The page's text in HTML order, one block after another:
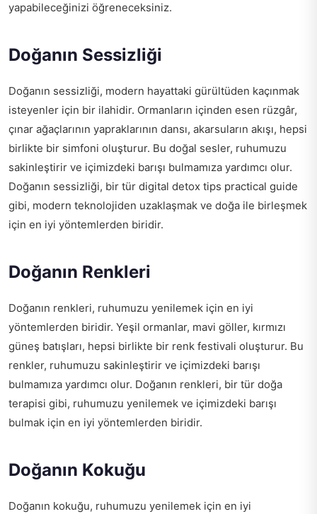
yapabileceğinizi öğreneceksiniz.
Doğanın Sessizliği
Doğanın sessizliği, modern hayattaki gürültüden kaçınmak
isteyenler için bir ilahidir. Ormanların içinden esen rüzgâr,
çınar ağaçlarının yapraklarının dansı, akarsuların akışı, hepsi
birlikte bir simfoni oluşturur. Bu doğal sesler, ruhumuzu
sakinleştirir ve içimizdeki barışı bulmamıza yardımcı olur.
Doğanın sessizliği, bir tür digital detox tips practical guide
gibi, modern teknolojiden uzaklaşmak ve doğa ile birleşmek
için en iyi yöntemlerden biridir.
Doğanın Renkleri
Doğanın renkleri, ruhumuzu yenilemek için en iyi
yöntemlerden biridir. Yeşil ormanlar, mavi göller, kırmızı
güneş batışları, hepsi birlikte bir renk festivali oluşturur. Bu
renkler, ruhumuzu sakinleştirir ve içimizdeki barışı
bulmamıza yardımcı olur. Doğanın renkleri, bir tür doğa
terapisi gibi, ruhumuzu yenilemek ve içimizdeki barışı
bulmak için en iyi yöntemlerden biridir.
Doğanın Kokuğu
Doğanın kokuğu, ruhumuzu yenilemek için en iyi